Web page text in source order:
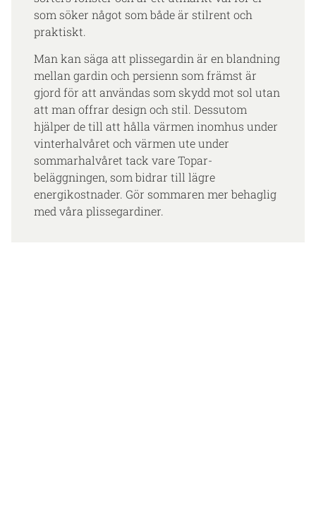
som söker något som både är stilrent och
praktiskt.
Man kan säga att plissegardin är en blandning
mellan gardin och persienn som främst är
gjord för att användas som skydd mot sol utan
att man offrar design och stil. Dessutom
hjälper de till att hålla värmen inomhus under
vinterhalvåret och värmen ute under
sommarhalvåret tack vare Topar-
beläggningen, som bidrar till lägre
energikostnader. Gör sommaren mer behaglig
med våra plissegardiner.